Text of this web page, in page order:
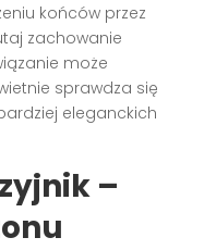
końców przez
zachowanie
może
sprawdza się
eleganckich
–